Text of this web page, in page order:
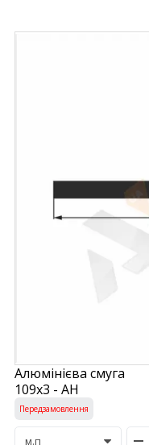
Алюмінієва смуга
109х3 - АН
Передзамовлення